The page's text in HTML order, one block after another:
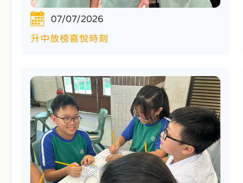
07/07/2026
升中放榜喜悅時刻